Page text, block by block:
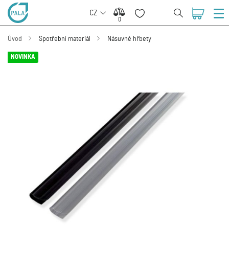
CZ
0
0
Úvod Spotřební materiál Násuvné hřbety
NOVINKA